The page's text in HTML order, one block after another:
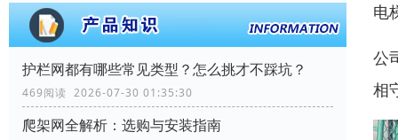
‌护栏网‌都有哪些常见类型？怎么挑才不踩坑？
469阅读 2026-07-30 01:35:30
爬架网全解析：选购与安装指南
电
公
相